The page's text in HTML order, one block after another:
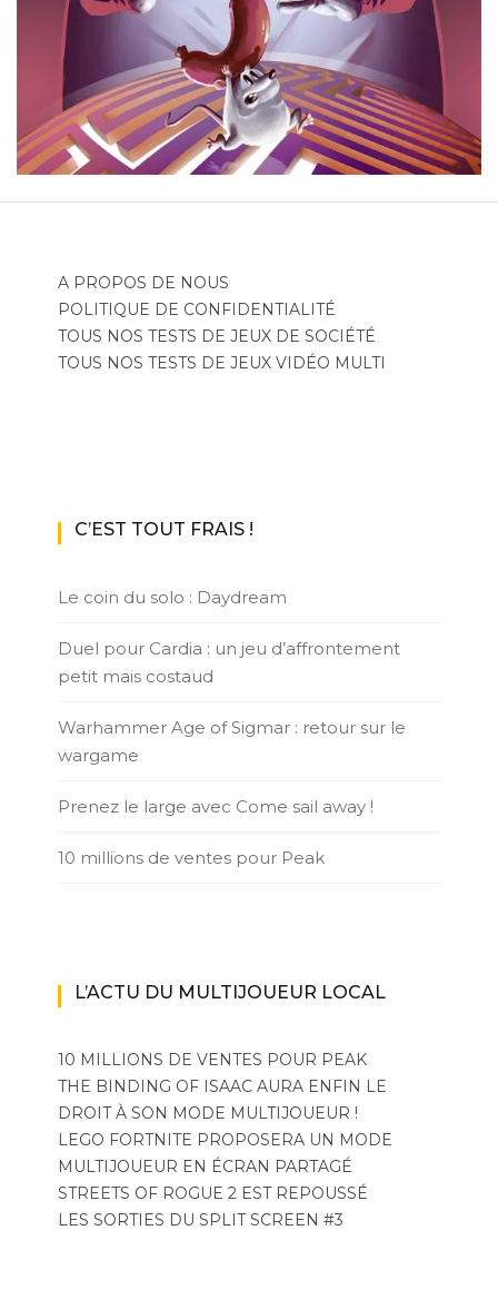
A PROPOS DE NOUS
POLITIQUE DE CONFIDENTIALITÉ
TOUS NOS TESTS DE JEUX DE SOCIÉTÉ
TOUS NOS TESTS DE JEUX VIDÉO MULTI
C’EST TOUT FRAIS !
Le coin du solo : Daydream
Duel pour Cardia : un jeu d’affrontement
petit mais costaud
Warhammer Age of Sigmar : retour sur le
wargame
Prenez le large avec Come sail away !
10 millions de ventes pour Peak
L’ACTU DU MULTIJOUEUR LOCAL
10 MILLIONS DE VENTES POUR PEAK
THE BINDING OF ISAAC AURA ENFIN LE
DROIT À SON MODE MULTIJOUEUR !
LEGO FORTNITE PROPOSERA UN MODE
MULTIJOUEUR EN ÉCRAN PARTAGÉ
STREETS OF ROGUE 2 EST REPOUSSÉ
LES SORTIES DU SPLIT SCREEN #3